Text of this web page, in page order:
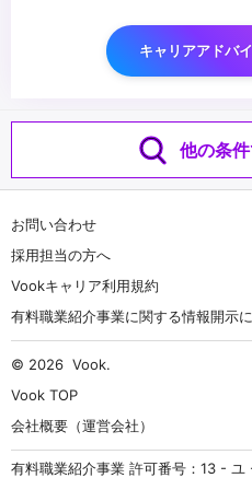
キャリアアドバ
他の条
お問い合わせ
採用担当の方へ
Vookキャリア利用規約
有料職業紹介事業に関する情報開示
© 2026 Vook.
Vook TOP
会社概要（運営会社）
有料職業紹介事業 許可番号：13 - ユ